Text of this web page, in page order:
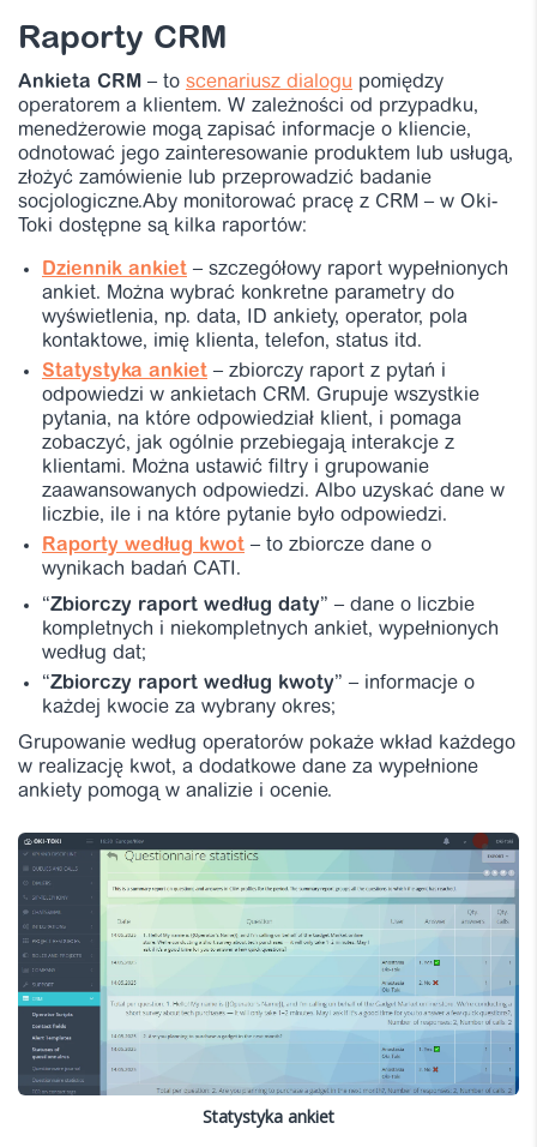
Raporty CRM
Ankieta CRM – to scenariusz dialogu pomiędzy
operatorem a klientem. W zależności od przypadku,
menedżerowie mogą zapisać informacje o kliencie,
odnotować jego zainteresowanie produktem lub usługą,
złożyć zamówienie lub przeprowadzić badanie
socjologiczne.Aby monitorować pracę z CRM – w Oki-
Toki dostępne są kilka raportów:
Dziennik ankiet – szczegółowy raport wypełnionych
ankiet. Można wybrać konkretne parametry do
wyświetlenia, np. data, ID ankiety, operator, pola
kontaktowe, imię klienta, telefon, status itd.
Statystyka ankiet – zbiorczy raport z pytań i
odpowiedzi w ankietach CRM. Grupuje wszystkie
pytania, na które odpowiedział klient, i pomaga
zobaczyć, jak ogólnie przebiegają interakcje z
klientami. Można ustawić filtry i grupowanie
zaawansowanych odpowiedzi. Albo uzyskać dane w
liczbie, ile i na które pytanie było odpowiedzi.
Raporty według kwot – to zbiorcze dane o
wynikach badań CATI.
“Zbiorczy raport według daty” – dane o liczbie
kompletnych i niekompletnych ankiet, wypełnionych
według dat;
“Zbiorczy raport według kwoty” – informacje o
każdej kwocie za wybrany okres;
Grupowanie według operatorów pokaże wkład każdego
w realizację kwot, a dodatkowe dane za wypełnione
ankiety pomogą w analizie i ocenie.
Statystyka ankiet